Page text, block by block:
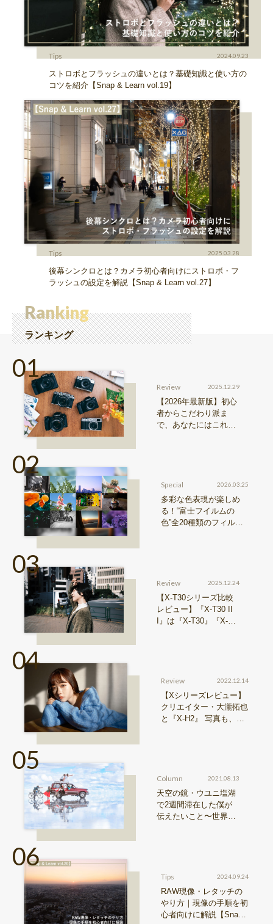
Tips 2024.09.23
ストロボとフラッシュの違いとは？基礎知識と使い方の
コツを紹介【Snap & Learn vol.19】
Tips 2025.03.28
後幕シンクロとは？カメラ初心者向けにストロボ・フ
ラッシュの設定を解説【Snap & Learn vol.27】
Ranking
ランキング
Review 2025.12.29
【2026年最新版】初心
者からこだわり派ま
で、あなたにはこれが
Special 2026.03.25
多彩な色表現が楽しめ
る！“富士フイルムの
色”全20種類のフィルム
Review 2025.12.24
【X-T30シリーズ比較
レビュー】『X-T30 II
I』は『X-T30』『X-T3
Review 2022.12.14
【Xシリーズレビュー】
クリエイター・大瀧拓也
と『X-H2』 写真も、動
Column 2021.08.13
天空の鏡・ウユニ塩湖
で2週間滞在した僕が
伝えたいこと〜世界の
Tips 2024.09.24
RAW現像・レタッチの
やり方｜現像の手順を初
心者向けに解説【Snap